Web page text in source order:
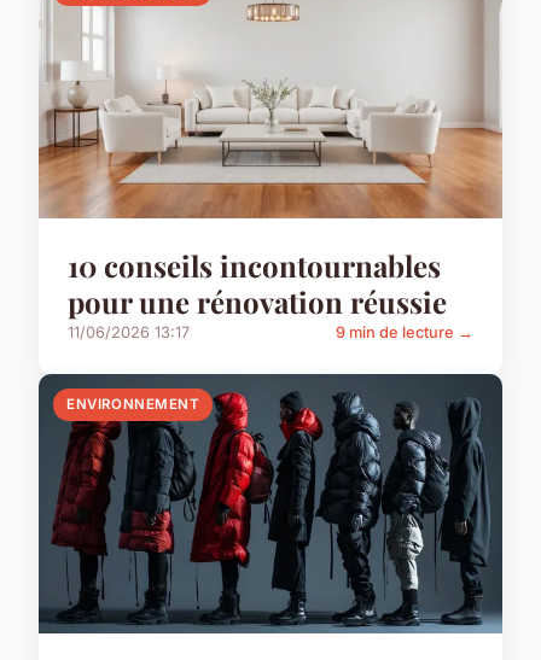
10 conseils incontournables
pour une rénovation réussie
11/06/2026 13:17 9 min de lecture →
ENVIRONNEMENT